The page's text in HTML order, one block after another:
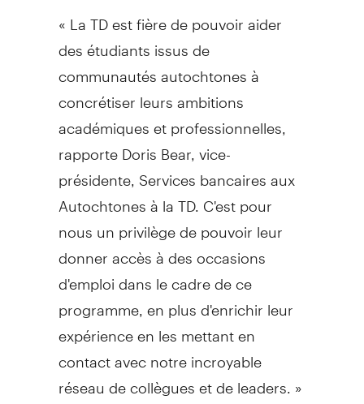
« La TD est fière de pouvoir aider
des étudiants issus de
communautés autochtones à
concrétiser leurs ambitions
académiques et professionnelles,
rapporte Doris Bear, vice-
présidente, Services bancaires aux
Autochtones à la TD. C'est pour
nous un privilège de pouvoir leur
donner accès à des occasions
d'emploi dans le cadre de ce
programme, en plus d'enrichir leur
expérience en les mettant en
contact avec notre incroyable
réseau de collègues et de leaders. »